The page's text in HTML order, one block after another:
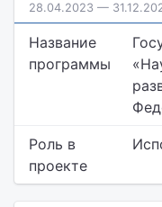
28.04.2023 —
Название
программы
Роль в
проекте